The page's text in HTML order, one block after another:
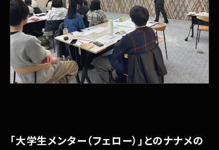
「大学生メンター（フェロー）」とのナナメの